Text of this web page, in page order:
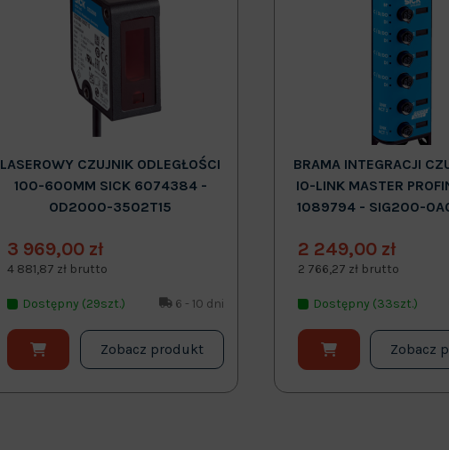
LASEROWY CZUJNIK ODLEGŁOŚCI
100-600MM SICK 6074384 -
OD2000-3502T15
3 969,00 zł
4 881,87 zł brutto
Dostępny (29szt.) 6 - 10 dni
Zobacz produkt
BRAMA INTEGRACJI
IO-LINK MASTER
1089794 - SIG200-
2 249,00 zł
2 766,27 zł brutto
Dostępny (33szt.)
Zobacz